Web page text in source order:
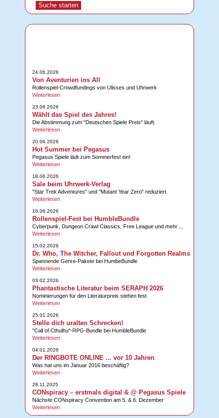
24.06.2026
Von Aventurien ins All
Rollenspiel-Crowdfundings von Ulisses und Uhrwerk
Weiterlesen
23.06.2026
Wählt das Spiel des Jahres!
Die Abstimmung zum "Deutschen Spiele Preis" läuft.
Weiterlesen
20.06.2026
Hot Summer bei Pegasus
Pegasus Spiele lädt zum Sommerfest ein!
Weiterlesen
18.06.2026
Sale beim Uhrwerk-Verlag
"Star Trek Adventures" und "Mutant Year Zero" reduziert.
Weiterlesen
16.06.2026
Rollenspiel-Fest bei HumbleBundle
Cyberpunk, Dungeon Crawl Classics, Free League und mehr ...
Weiterlesen
15.02.2026
Dr. Who, The Witcher, Fallout und Forgotten Realms
Spannende Genre-Pakete bei HumbeBundle
Weiterlesen
03.02.2026
Phantastische Literatur beim SERAPH 2026
Nominierungen für den Literaturpreis stehen fest
Weiterlesen
25.01.2026
Stelle dich uralten Schrecken!
"Call of Cthulhu"-RPG-Bundle bei HumbleBundle
Weiterlesen
04.01.2026
Der RINGBOTE ONLINE ... vor 10 Jahren
Was hat uns im Januar 2016 beschäftig?
Weiterlesen
28.11.2025
CONspiracy – erstmals digital & @ Pegasus Spiele
Nächste CONspiracy Convention am 5. & 6. Dezember
Weiterlesen